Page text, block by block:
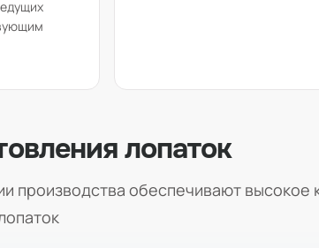
лопаток
производства обеспечивают высокое